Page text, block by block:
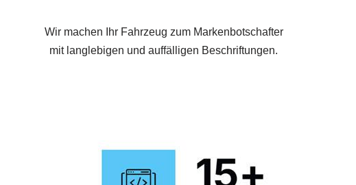
Wir machen Ihr Fahrzeug zum Markenbotschafter
mit langlebigen und auffälligen Beschriftungen.